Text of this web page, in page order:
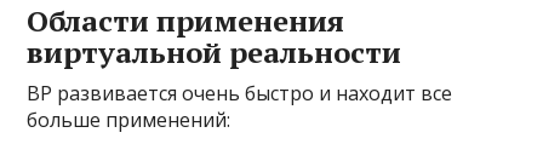
Области применения
виртуальной реальности
ВР развивается очень быстро и находит все
больше применений: